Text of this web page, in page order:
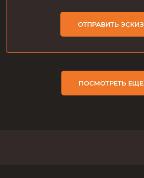
ОТПРАВИТЬ ЭСКИЗ
ПОСМОТРЕТЬ ЕЩЕ